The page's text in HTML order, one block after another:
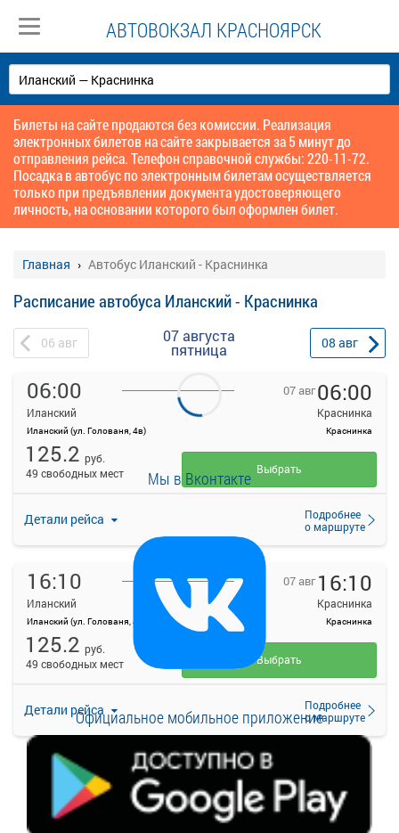
АВТОВОКЗАЛ КРАСНОЯРСК
Билеты на сайте продаются без комиссии. Реализация
электронных билетов на сайте закрывается за 5 минут до
отправления рейса. Телефон справочной службы: 220-11-72.
Посадка в автобус по электронным билетам осуществляется
только при предъявлении документа удостоверяющего
личность, на основании которого был оформлен билет.
Главная Автобус Иланский - Краснинка
Расписание автобуса Иланский - Краснинка
06 авг 07 августа
пятница 08 авг
06:00
Иланский
Иланский (ул. Голованя, 4в)
07 авг06:00
Краснинка
Краснинка
Детали рейса
Подробнее
о маршруте
125.2 руб.
49 свободных мест
Выбрать
16:10
Иланский
Иланский (ул. Голованя, 4в)
07 авг 16:10
Краснинка
Краснинка
Детали рейса
Подробнее
о маршруте
125.2 руб.
49 свободных мест
Выбрать
Мы в Вконтакте
Официальное мобильное приложение